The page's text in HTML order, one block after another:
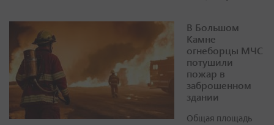
В Большом
Камне
огнеборцы МЧС
потушили
пожар в
заброшенном
здании
Общая площадь